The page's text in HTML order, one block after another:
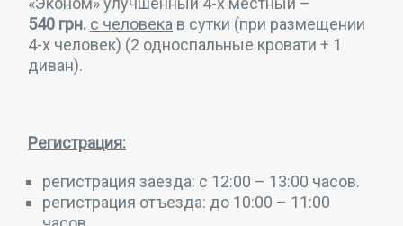
540 грн. с человека в сутки (при размещении
4-х человек) (2 односпальные кровати + 1
диван).
Регистрация:
регистрация заезда: с 12:00 – 13:00 часов.
регистрация отъезда: до 10:00 – 11:00